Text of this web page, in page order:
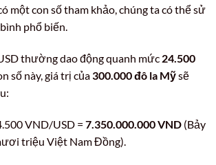
một con số tham khảo, chúng ta có thể sử
phổ biến.
thường dao động quanh mức 24.500
số này, giá trị của300.000 đô la Mỹsẽ
VND/USD = 7.350.000.000 VND (Bảy
triệu Việt Nam Đồng).